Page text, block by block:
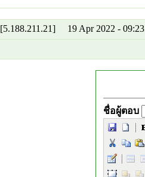
[5.188.211.21] 19 Apr 2022 - 09:23
ชื่อผู้ตอบ